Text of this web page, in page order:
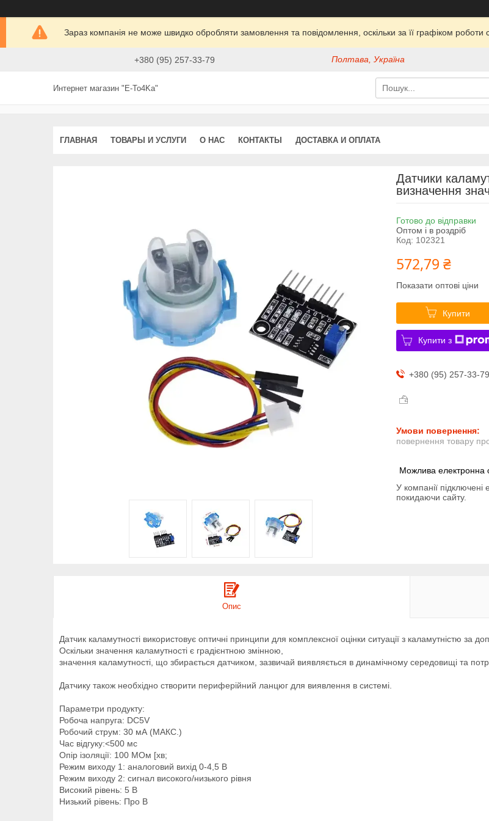
Зараз компанія не може швидко обробляти замовлення та повідомлення, оскільки за її графіком
+380 (95) 257-33-79 Полтава, Україна
Интернет магазин "E-To4Ka"
ГЛАВНАЯ ТОВАРЫ И УСЛУГИ О НАС КОНТАКТЫ ДОСТАВКА И ОПЛАТА
Датчики
визначення
Готово до відправки
Оптом і в роздріб
Код: 102321
572,79 ₴
Показати оптові ціни
Купити
Купити з
+380 (95) 257-33-79
повернення товару
У компанії
покидаючи сайту.
Опис
Датчик каламутності використовує оптичні принципи для комплексної оцінки ситуації з каламутністю за
Оскільки значення каламутності є градієнтною змінною,
значення каламутності, що збирається датчиком, зазвичай виявляється в динамічному середовищі та
Датчику також необхідно створити периферійний ланцюг для виявлення в системі.
Параметри продукту:
Робоча напруга: DC5V
Робочий струм: 30 мА (МАКС.)
Час відгуку:<500 мс
Опір ізоляції: 100 МОм [хв;
Режим виходу 1: аналоговий вихід 0-4,5 В
Режим виходу 2: сигнал високого/низького рівня
Високий рівень: 5 В
Низький рівень: Про В